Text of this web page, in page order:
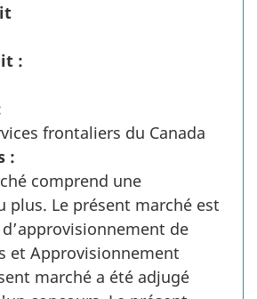
:
frontaliers du Canada
:
comprend une
plus. Le présent marché est
de
et Approvisionnement
marché a été adjugé